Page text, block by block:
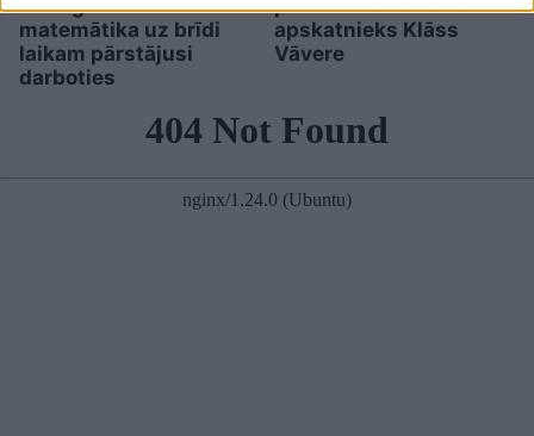
kasa galvu –
matemātika uz brīdi
laikam pārstājusi
darboties
pētnieks un mūzikas
apskatnieks Klāss
Vāvere